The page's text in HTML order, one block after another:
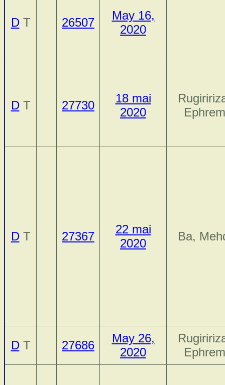
DT 26507
May 16,
2020
DT 27730
18 mai
2020
Ephrem
DT 27367
22 mai
2020
Ba,
DT 27686
May 26,
2020
Ephrem